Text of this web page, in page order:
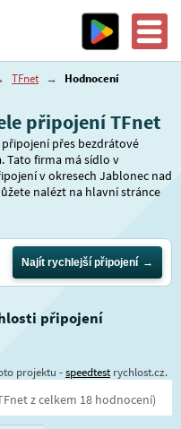
TFnet →
Hodnocení
připojení TFnet
přes bezdrátové
Tato firma má sídlo v
v okresech Jablonec nad
nalézt na hlavní stránce
Najít rychlejší připojení
připojení
projektu -speedtestrychlost.cz.
z celkem 18hodnocení)